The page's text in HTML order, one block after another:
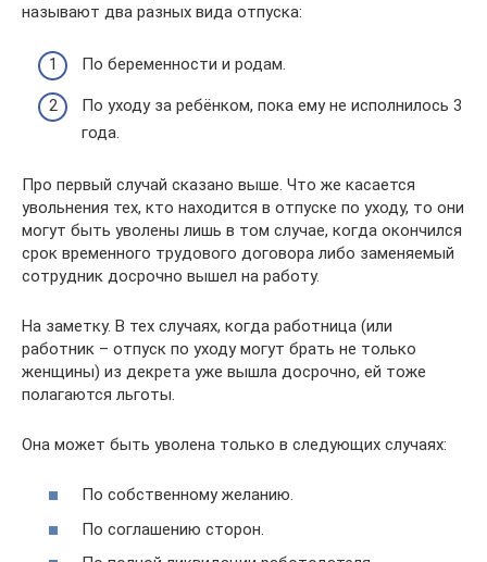
называют два разных вида отпуска:
По беременности и родам.
По уходу за ребёнком, пока ему не исполнилось 3
года.
Про первый случай сказано выше. Что же касается
увольнения тех, кто находится в отпуске по уходу, то они
могут быть уволены лишь в том случае, когда окончился
срок временного трудового договора либо заменяемый
сотрудник досрочно вышел на работу.
На заметку. В тех случаях, когда работница (или
работник – отпуск по уходу могут брать не только
женщины) из декрета уже вышла досрочно, ей тоже
полагаются льготы.
Она может быть уволена только в следующих случаях:
По собственному желанию.
По соглашению сторон.